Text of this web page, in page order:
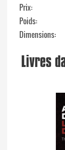
Prix
Poids
Dimensions
Livres